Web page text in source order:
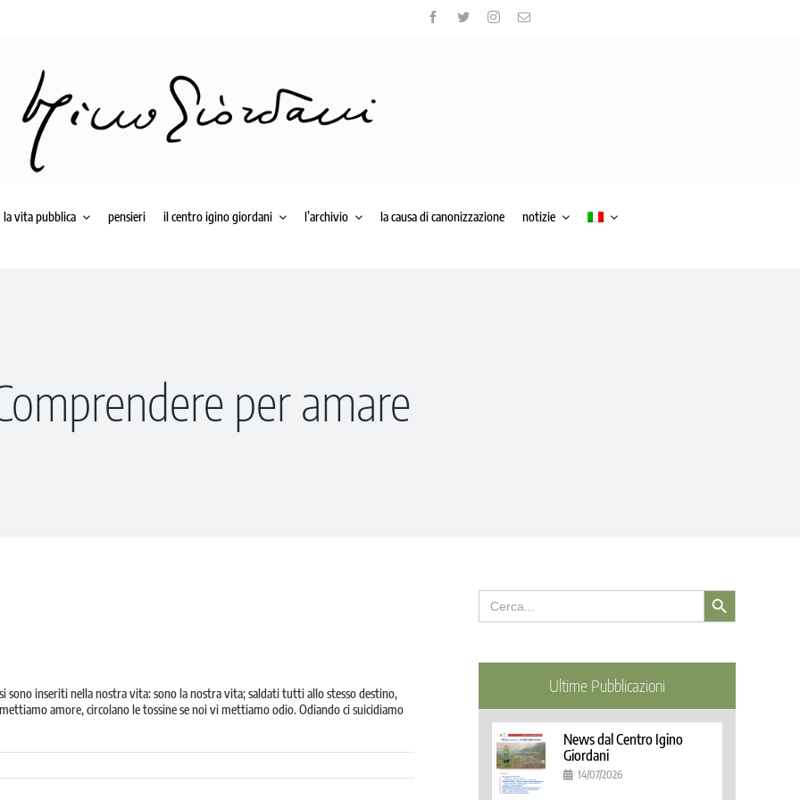
la vita pubblica pensieri il centro igino giordani l’archivio la causa di canonizzazione notizie
per amare
sono inseriti nella nostra vita: sono la nostra vita; saldati tutti allo stesso destino,
amore, circolano le tossine se noi vi mettiamo odio. Odiando ci suicidiamo
Search
for:
Search Button
Ultime Pubblicazioni
News dal Centro Igino
Giordani
14/07/2026